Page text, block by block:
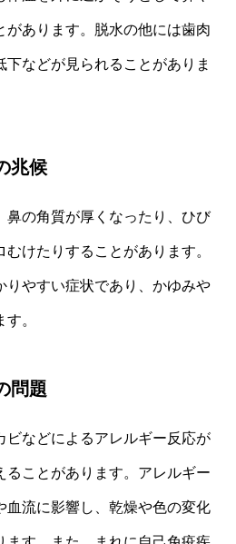
があります。脱水の他には歯肉
などが見られることがありま
兆候
鼻の角質が厚くなったり、ひび
けたりすることがあります。
りやすい症状であり、かゆみや
。
問題
ビなどによるアレルギー反応が
ることがあります。アレルギー
血流に影響し、乾燥や色の変化